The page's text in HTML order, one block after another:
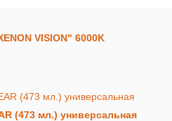
VISION" 6000K
(473 мл.) универсальная